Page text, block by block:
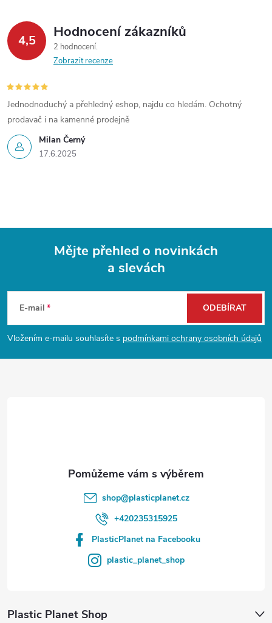
4,5 Hodnocení zákazníků
2 hodnocení
Zobrazit recenze
Milan Černý
17.6.2025
Jednodnoduchý a přehledný eshop, najdu co hledám. Ochotný
prodavač i na kamenné prodejně
p
Mějte přehled o novinkách
a slevách
E-mail
Vložením e-mailu souhlasíte s podmínkami ochrany osobních údajů
ODEBÍRAT
shop@plasticplanet.cz
+420235315925
PlasticPlanet na Facebooku
plastic_planet_shop
Plastic Planet Shop